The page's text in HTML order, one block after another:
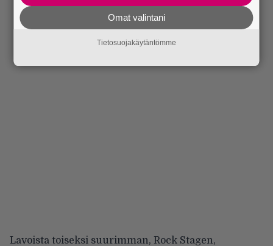
Lavoista toiseksi suurimman, Rock Stagen,
Omat valintani
Tietosuojakäytäntömme